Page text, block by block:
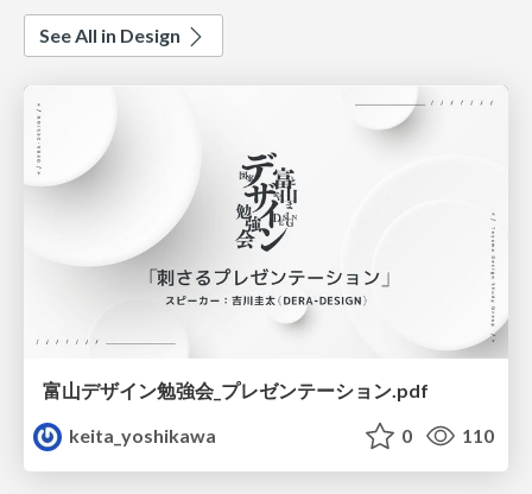
See All in Design
富山デザイン勉強会_プレゼンテーション.pdf
keita_yoshikawa
0 110